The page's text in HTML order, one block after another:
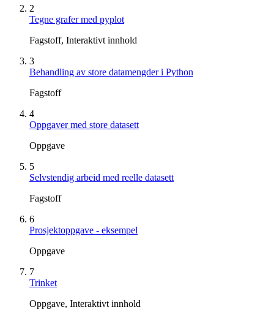
2
Tegne grafer med pyplot
Fagstoff, Interaktivt innhold
3
Behandling av store datamengder i Python
Fagstoff
4
Oppgaver med store datasett
Oppgave
5
Selvstendig arbeid med reelle datasett
Fagstoff
6
Prosjektoppgave - eksempel
Oppgave
7
Trinket
Oppgave, Interaktivt innhold